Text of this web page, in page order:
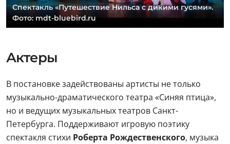
Спектакль «Путешествие Нильса с дикими гусями».
Фото: mdt-bluebird.ru
Актеры
В постановке задействованы артисты не только
музыкально-драматического театра «Синяя птица»,
но и ведущих музыкальных театров Санкт-
Петербурга. Поддерживают игровую поэтику
спектакля стихи Роберта Рождественского, музыка